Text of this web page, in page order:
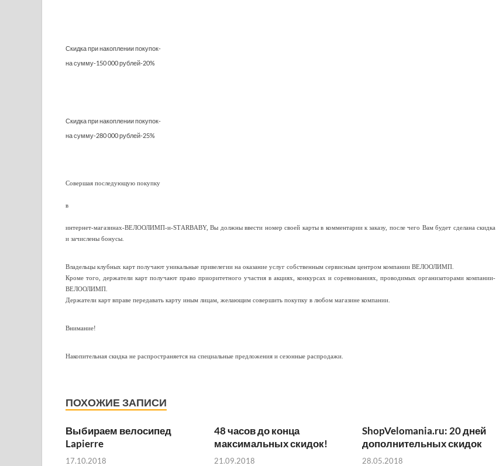
Скидка при накоплении покупок-
на сумму-150 000 рублей-20%
Скидка при накоплении покупок-
на сумму-280 000 рублей-25%
Совершая последующую покупку
в
интернет-магазинах-ВЕЛООЛИМП-и-SТARBABY, Вы должны ввести номер своей карты в комментарии к заказу, после чего Вам будет сделана скидка
и зачислены бонусы.
Владельцы клубных карт получают уникальные привелегии на оказание услуг собственным сервисным центром компании ВЕЛООЛИМП.
Кроме того, держатели карт получают право приоритетного участия в акциях, конкурсах и соревнованиях, проводимых организаторами компании-
ВЕЛООЛИМП.
Держатели карт вправе передавать карту иным лицам, желающим совершить покупку в любом магазине компании.
Внимание!
Накопительная скидка не распространяется на специальные предложения и сезонные распродажи.
ПОХОЖИЕ ЗАПИСИ
Выбираем велосипед
Lapierre
17.10.2018
48 часов до конца
максимальных скидок!
21.09.2018
ShopVelomania.ru: 20 дней
дополнительных скидок
28.05.2018